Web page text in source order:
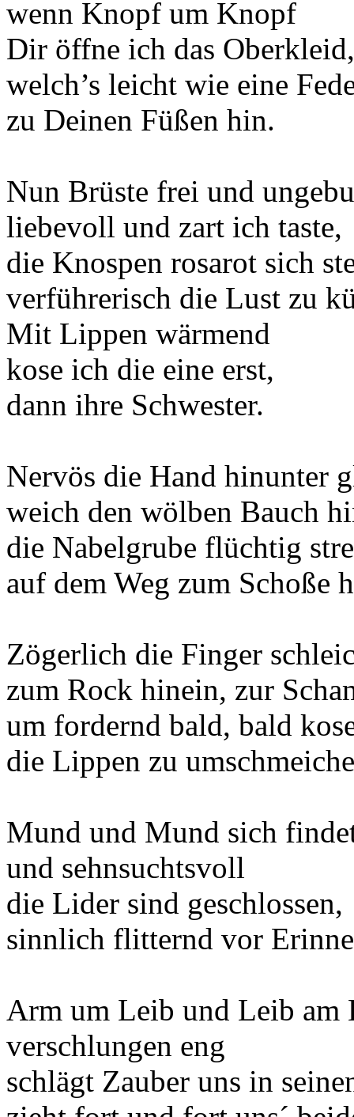
wenn Knopf um Knopf
Dir öffne ich das Oberkleid,
welch’s leicht wie eine
zu Deinen Füßen hin.
Nun Brüste frei und
liebevoll und zart ich taste,
die Knospen rosarot sich
verführerisch die Lust zu
Mit Lippen wärmend
kose ich die eine erst,
dann ihre Schwester.
Nervös die Hand hinunter
weich den wölben Bauch
die Nabelgrube flüchtig
auf dem Weg zum Schoße
Zögerlich die Finger
zum Rock hinein, zur
um fordernd bald, bald
die Lippen zu
Mund und Mund sich
und sehnsuchtsvoll
die Lider sind geschlossen,
sinnlich flitternd vor
Arm um Leib und Leib am
verschlungen eng
schlägt Zauber uns in